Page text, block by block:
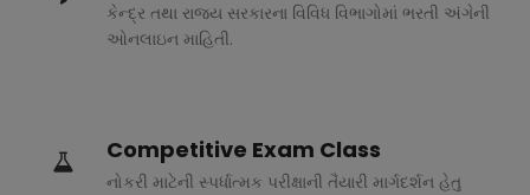
કેન્દ્ર તથા રાજ્ય સરકારના વિવિધ વિભાગોમાં ભરતી અંગેની
ઓનલાઇન માહિતી.
Competitive Exam Class
નોકરી માટેની સ્પર્ધાત્મક પરીક્ષાની તૈયારી માર્ગદર્શન હેતુ